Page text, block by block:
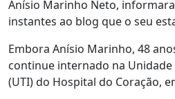
Anísio Marinho Neto,
instantes ao blog que o seu
Embora Anísio Marinho, 48
continue internado na Unidade
(UTI) do Hospital do Coração,